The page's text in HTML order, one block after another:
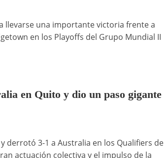
llevarse una importante victoria frente a
en los Playoffs del Grupo Mundial II
en Quito y dio un paso gigante
derrotó 3-1 a Australia en los Qualifiers de
actuación colectiva y el impulso de la